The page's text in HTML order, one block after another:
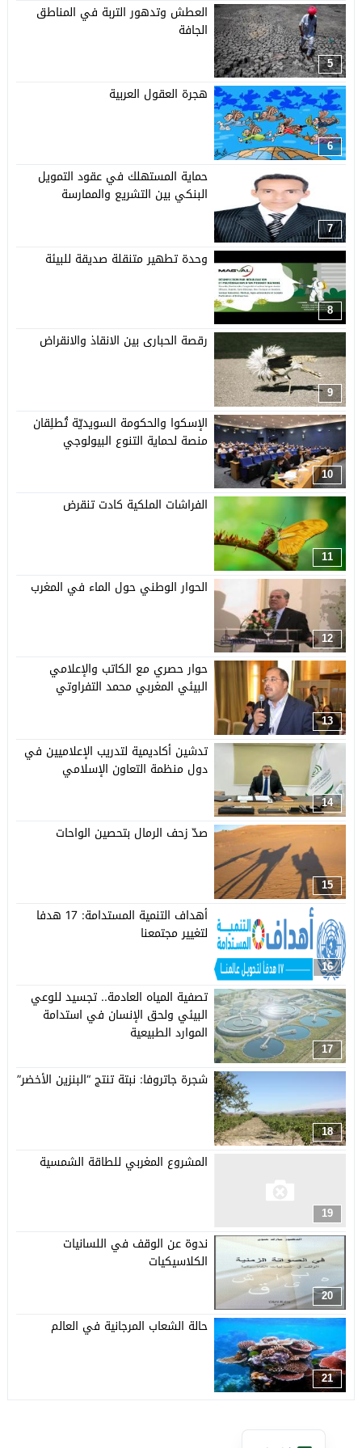
5
العطش وتدهور التربة في المناطق
الجافة
6
هجرة العقول العربية
7
حماية المستهلك في عقود التمويل
البنكي بين التشريع والممارسة
8
وحدة تطهير متنقلة صديقة للبيئة
9
رقصة الحبارى بين الانقاذ والانقراض
10
الإسكوا والحكومة السويديّة تُطلِقان
منصة لحماية التنوع البيولوجي
11
الفراشات الملكية كادت تنقرض
12
الحوار الوطني حول الماء في المغرب
13
حوار حصري مع الكاتب والإعلامي
البيئي المغربي محمد التفراوتي
14
تدشين أكاديمية لتدريب الإعلاميين في
دول منظمة التعاون الإسلامي
15
صدّ زحف الرمال بتحصين الواحات
16
أهداف التنمية المستدامة: 17 هدفا
لتغيير مجتمعنا
17
تصفية المياه العادمة.. تجسيد للوعي
البيئي ولحق الإنسان في استدامة
الموارد الطبيعية
18
شجرة جاتروفا: نبتة تنتج “البنزين الأخضر”
19
المشروع المغربي للطاقة الشمسية
20
ندوة عن الوقف في اللسانيات
الكلاسيكيات
21
حالة الشعاب المرجانية في العالم